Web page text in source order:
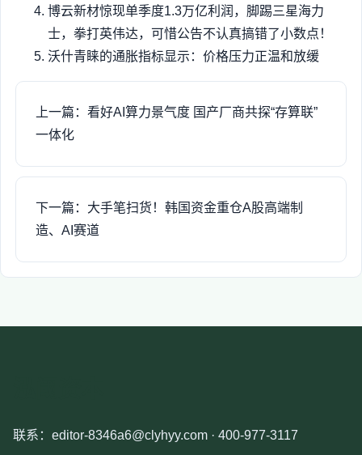
博云新材惊现单季度1.3万亿利润，脚踢三星海力
士，拳打英伟达，可惜公告不认真搞错了小数点！
沃什青睐的通胀指标显示：价格压力正温和放缓
上一篇：看好AI算力景气度 国产厂商共探“存算联”
一体化
下一篇：大手笔扫货！韩国资金重仓A股高端制
造、AI赛道
联系：editor-8346a6@clyhyy.com · 400-977-3117